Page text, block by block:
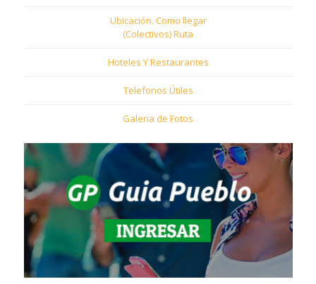
Ubicación. Como llegar
(Colectivos) Ruta
Hoteles Y Restaurantes
Telefonos Útiles
Galeria de Fotos